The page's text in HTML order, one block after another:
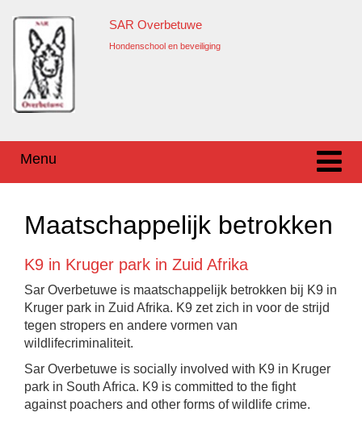
inhoud
hoofdmenu
SAR Overbetuwe
Hondenschool en beveiliging
Menu
Maatschappelijk betrokken
K9 in Kruger park in Zuid Afrika
Sar Overbetuwe is maatschappelijk betrokken bij K9 in
Kruger park in Zuid Afrika. K9 zet zich in voor de strijd
tegen stropers en andere vormen van
wildlifecriminaliteit.
Sar Overbetuwe is socially involved with K9 in Kruger
park in South Africa. K9 is committed to the fight
against poachers and other forms of wildlife crime.